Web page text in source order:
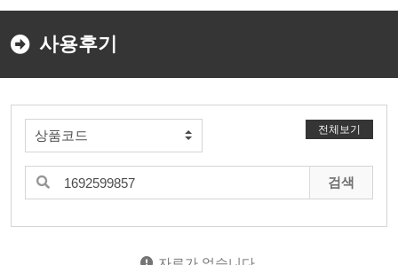
버
버
사용후기
전체보기
검색